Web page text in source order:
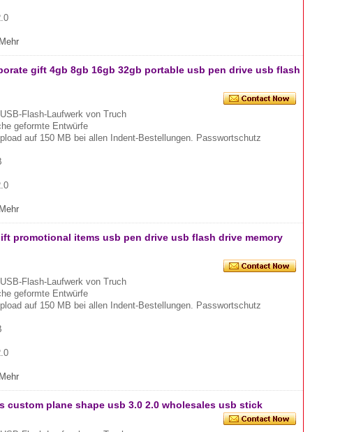
Mehr
gift 4gb 8gb 16gb 32gb portable usb pen drive usb flash
Flash-Laufwerk von Truch
geformte Entwürfe
auf 150 MB bei allen Indent-Bestellungen. Passwortschutz
Mehr
promotional items usb pen drive usb flash drive memory
Flash-Laufwerk von Truch
geformte Entwürfe
auf 150 MB bei allen Indent-Bestellungen. Passwortschutz
Mehr
custom plane shape usb 3.0 2.0 wholesales usb stick